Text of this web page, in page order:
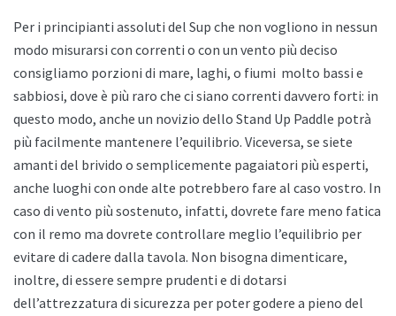
Per i principianti assoluti del Sup che non vogliono in nessun
modo misurarsi con correnti o con un vento più deciso
consigliamo porzioni di mare, laghi, o fiumi molto bassi e
sabbiosi, dove è più raro che ci siano correnti davvero forti: in
questo modo, anche un novizio dello Stand Up Paddle potrà
più facilmente mantenere l’equilibrio. Viceversa, se siete
amanti del brivido o semplicemente pagaiatori più esperti,
anche luoghi con onde alte potrebbero fare al caso vostro. In
caso di vento più sostenuto, infatti, dovrete fare meno fatica
con il remo ma dovrete controllare meglio l’equilibrio per
evitare di cadere dalla tavola. Non bisogna dimenticare,
inoltre, di essere sempre prudenti e di dotarsi
dell’attrezzatura di sicurezza per poter godere a pieno del